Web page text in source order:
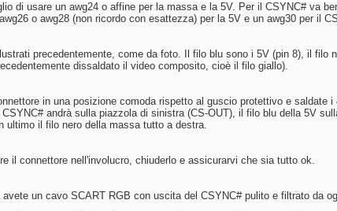
di usare un awg24 o affine per la massa e la 5V. Per il CSYNC# va
o awg28 (non ricordo con esattezza) per la 5V e un awg30 per il
precedentemente, come da foto. Il filo blu sono i 5V (pin 8), il filo
dissaldato il video composito, cioè il filo giallo).
in una posizione comoda rispetto al guscio protettivo e
andrà sulla piazzola di sinistra (CS-OUT), il filo blu della 5V
ultimo il filo nero della massa tutto a destra.
il connettore nell'involucro, chiuderlo e assicurarvi che sia tutto ok.
un cavo SCART RGB con uscita del CSYNC# pulito e filtrato da